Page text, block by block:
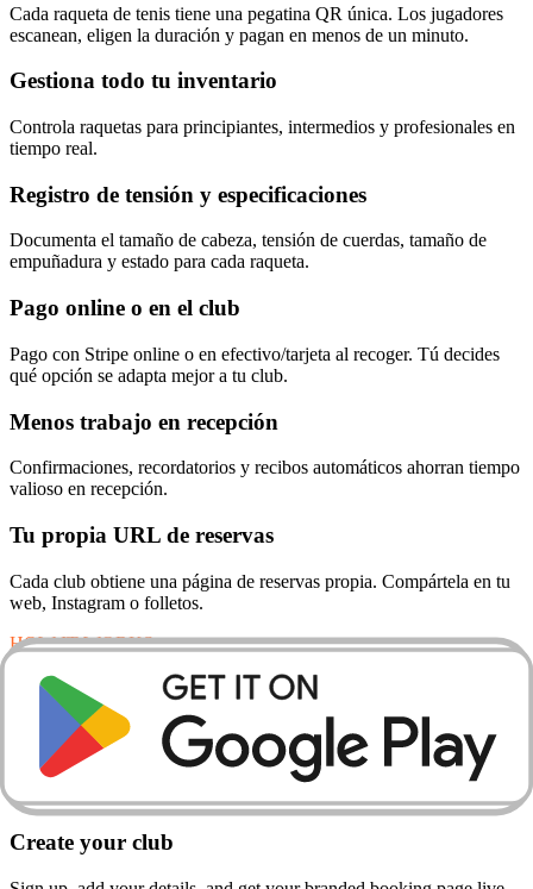
Cada raqueta de tenis tiene una pegatina QR única. Los jugadores
escanean, eligen la duración y pagan en menos de un minuto.
Gestiona todo tu inventario
Controla raquetas para principiantes, intermedios y profesionales en
tiempo real.
Registro de tensión y especificaciones
Documenta el tamaño de cabeza, tensión de cuerdas, tamaño de
empuñadura y estado para cada raqueta.
Pago online o en el club
Pago con Stripe online o en efectivo/tarjeta al recoger. Tú decides
qué opción se adapta mejor a tu club.
Menos trabajo en recepción
Confirmaciones, recordatorios y recibos automáticos ahorran tiempo
valioso en recepción.
Tu propia URL de reservas
Cada club obtiene una página de reservas propia. Compártela en tu
web, Instagram o folletos.
HOW IT WORKS
THREE STEPS TO
YOUR FIRST RENTAL
01
Create your club